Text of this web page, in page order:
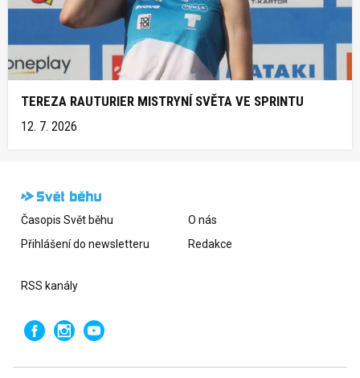
TEREZA RAUTURIER MISTRYNÍ SVĚTA VE SPRINTU
12. 7. 2026
Časopis Svět běhu
Přihlášení do newsletteru
O nás
Redakce
RSS kanály